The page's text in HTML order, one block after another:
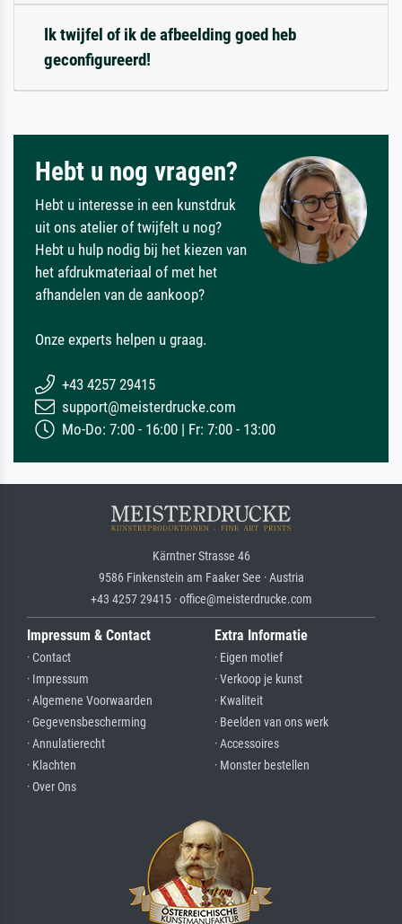
Ik twijfel of ik de afbeelding goed heb
geconfigureerd!
Hebt u nog vragen?
Hebt u interesse in een kunstdruk
uit ons atelier of twijfelt u nog?
Hebt u hulp nodig bij het kiezen van
het afdrukmateriaal of met het
afhandelen van de aankoop?
Onze experts helpen u graag.
+43 4257 29415
support@meisterdrucke.com
Mo-Do: 7:00 - 16:00 | Fr: 7:00 - 13:00
Kärntner Strasse 46
9586 Finkenstein am Faaker See · Austria
+43 4257 29415 · office@meisterdrucke.com
Impressum & Contact
· Contact
· Impressum
· Algemene Voorwaarden
· Gegevensbescherming
· Annulatierecht
· Klachten
· Over Ons
Extra Informatie
· Eigen motief
· Verkoop je kunst
· Kwaliteit
· Beelden van ons werk
· Accessoires
· Monster bestellen